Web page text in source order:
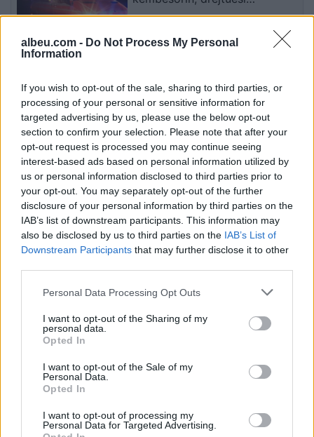
albeu.com - Do Not Process My Personal
Information
If you wish to opt-out of the sale, sharing to third parties, or
processing of your personal or sensitive information for
targeted advertising by us, please use the below opt-out
section to confirm your selection. Please note that after your
opt-out request is processed you may continue seeing
interest-based ads based on personal information utilized by
us or personal information disclosed to third parties prior to
your opt-out. You may separately opt-out of the further
disclosure of your personal information by third parties on the
IAB’s list of downstream participants. This information may
also be disclosed by us to third parties on the IAB’s List of
Downstream Participants that may further disclose it to other
Personal Data Processing Opt Outs
I want to opt-out of the Sharing of my
personal data.
Opted In
I want to opt-out of the Sale of my
Personal Data.
Opted In
I want to opt-out of processing my
Personal Data for Targeted Advertising.
shoqërohet në polici
ndëshkohet me të kuq dhe
gjobë
Esim for Global
Esim for USA| Esim for Italy| Esim for Spain|Esim
for Turkey|Esim for Germany|Esim for Greece|